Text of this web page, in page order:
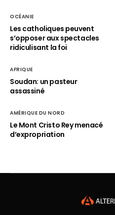
OCÉANIE
Les catholiques peuvent
s’opposer aux spectacles
ridiculisant la foi
AFRIQUE
Soudan: un pasteur
assassiné
AMÉRIQUE DU NORD
Le Mont Cristo Rey menacé
d’expropriation